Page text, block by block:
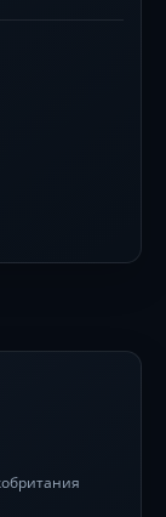
дружбы и
Сериал
и